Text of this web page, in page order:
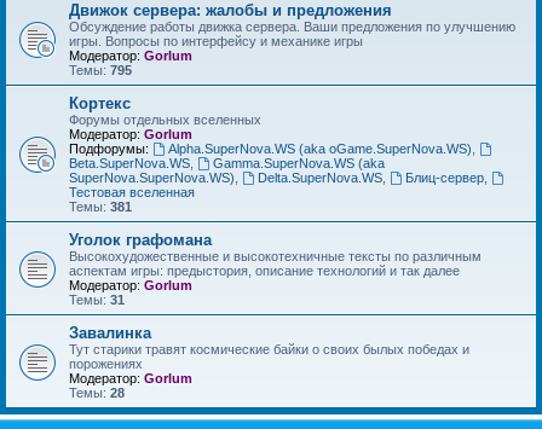
Движок сервера: жалобы и предложения
Обсуждение работы движка сервера. Ваши предложения по улучшению
игры. Вопросы по интерфейсу и механике игры
Модератор: Gorlum
Темы: 795
Кортекс
Форумы отдельных вселенных
Модератор: Gorlum
Подфорумы:
Alpha.SuperNova.WS (aka oGame.SuperNova.WS)
Beta.SuperNova.WS
Gamma.SuperNova.WS (aka
SuperNova.SuperNova.WS)
Delta.SuperNova.WS, Блиц-сервер,
Тестовая вселенная
Темы: 381
Уголок графомана
Высокохудожественные и высокотехничные тексты по различным
аспектам игры: предыстория, описание технологий и так далее
Модератор: Gorlum
Темы: 31
Завалинка
Тут старики травят космические байки о своих былых победах и
порожениях
Модератор: Gorlum
Темы: 28